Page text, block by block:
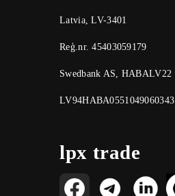
Latvia, LV-3401
Reģ.nr. 45403059179
Swedbank AS, HABALV22
LV94HABA0551049060343
lpx trade